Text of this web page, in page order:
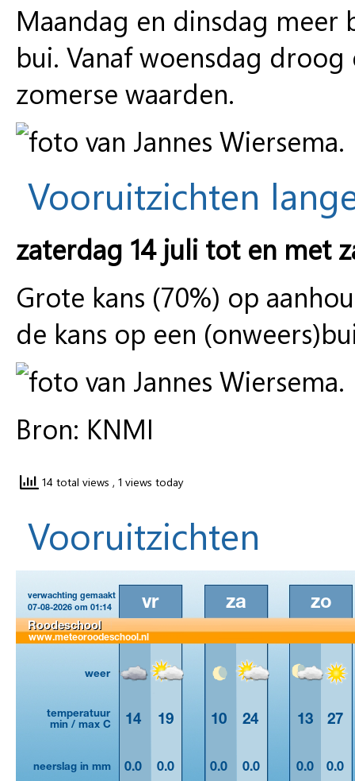
Maandag en dinsdag meer
bui. Vanaf woensdag
zomerse waarden.
Vooruitzichten
zaterdag 14 juli tot en met
Grote kans (70%) op
de kans op een
Bron: KNMI
14 total views , 1 views today
Vooruitzichten